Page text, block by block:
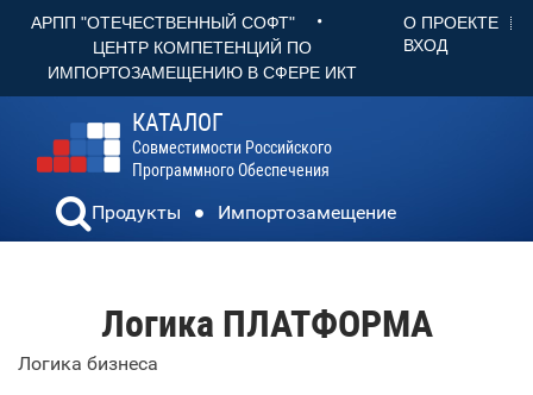
АРПП "ОТЕЧЕСТВЕННЫЙ СОФТ" •
ЦЕНТР КОМПЕТЕНЦИЙ ПО
ИМПОРТОЗАМЕЩЕНИЮ В СФЕРЕ ИКТ
О ПРОЕКТЕ
ВХОД
КАТАЛОГ
Совместимости Российского
Программного Обеспечения
Продукты Импортозамещение
Логика ПЛАТФОРМА
Логика бизнеса